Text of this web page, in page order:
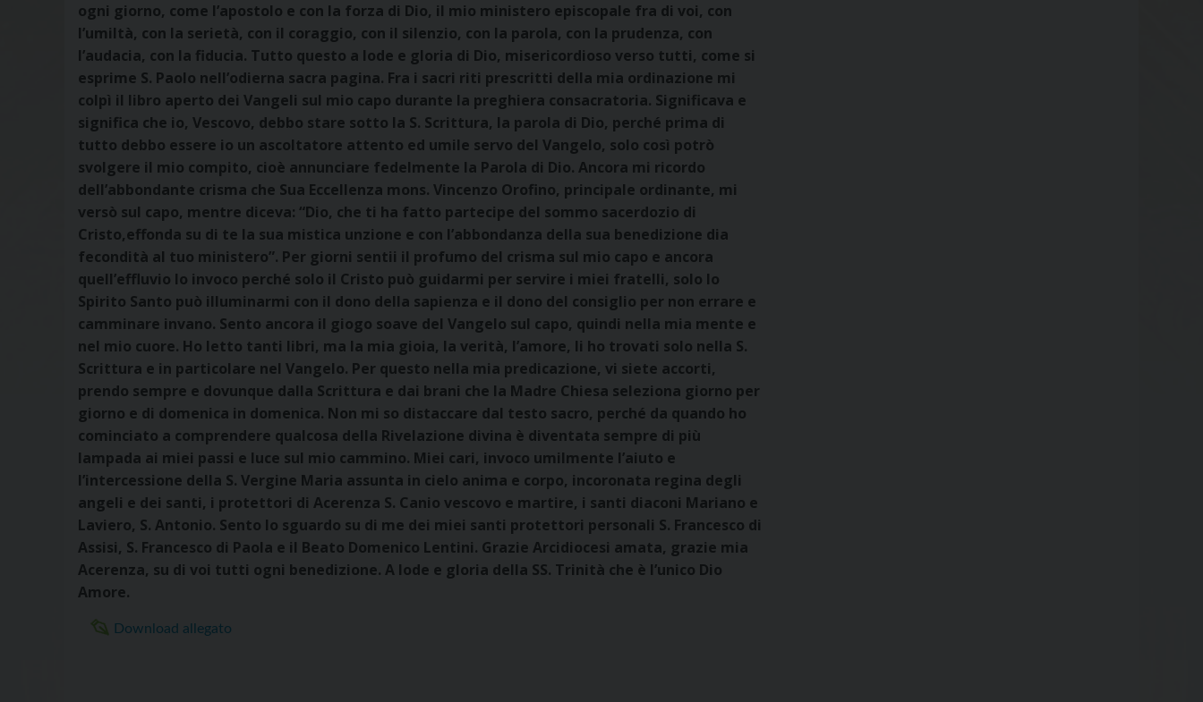
ogni giorno, come l’apostolo e con la forza di Dio, il mio ministero episcopale fra di voi, con
l’umiltà, con la serietà, con il coraggio, con il silenzio, con la parola, con la prudenza, con
l’audacia, con la fiducia. Tutto questo a lode e gloria di Dio, misericordioso verso tutti, come si
esprime S. Paolo nell’odierna sacra pagina. Fra i sacri riti prescritti della mia ordinazione mi
colpì il libro aperto dei Vangeli sul mio capo durante la preghiera consacratoria. Significava e
significa che io, Vescovo, debbo stare sotto la S. Scrittura, la parola di Dio, perché prima di
tutto debbo essere io un ascoltatore attento ed umile servo del Vangelo, solo così potrò
svolgere il mio compito, cioè annunciare fedelmente la Parola di Dio. Ancora mi ricordo
dell’abbondante crisma che Sua Eccellenza mons. Vincenzo Orofino, principale ordinante, mi
versò sul capo, mentre diceva: “Dio, che ti ha fatto partecipe del sommo sacerdozio di
Cristo,effonda su di te la sua mistica unzione e con l’abbondanza della sua benedizione dia
fecondità al tuo ministero”. Per giorni sentii il profumo del crisma sul mio capo e ancora
quell’effluvio lo invoco perché solo il Cristo può guidarmi per servire i miei fratelli, solo lo
Spirito Santo può illuminarmi con il dono della sapienza e il dono del consiglio per non errare e
camminare invano. Sento ancora il giogo soave del Vangelo sul capo, quindi nella mia mente e
nel mio cuore. Ho letto tanti libri, ma la mia gioia, la verità, l’amore, li ho trovati solo nella S.
Scrittura e in particolare nel Vangelo. Per questo nella mia predicazione, vi siete accorti,
prendo sempre e dovunque dalla Scrittura e dai brani che la Madre Chiesa seleziona giorno per
giorno e di domenica in domenica. Non mi so distaccare dal testo sacro, perché da quando ho
cominciato a comprendere qualcosa della Rivelazione divina è diventata sempre di più
lampada ai miei passi e luce sul mio cammino. Miei cari, invoco umilmente l’aiuto e
l’intercessione della S. Vergine Maria assunta in cielo anima e corpo, incoronata regina degli
angeli e dei santi, i protettori di Acerenza S. Canio vescovo e martire, i santi diaconi Mariano e
Laviero, S. Antonio. Sento lo sguardo su di me dei miei santi protettori personali S. Francesco di
Assisi, S. Francesco di Paola e il Beato Domenico Lentini. Grazie Arcidiocesi amata, grazie mia
Acerenza, su di voi tutti ogni benedizione. A lode e gloria della SS. Trinità che è l’unico Dio
Amore.
Download allegato